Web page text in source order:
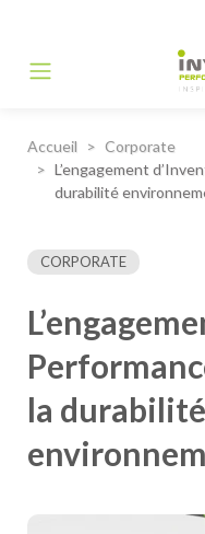
Main
Accueil
Corporate
L’engagement
durabilité
CORPORATE
la durabilité